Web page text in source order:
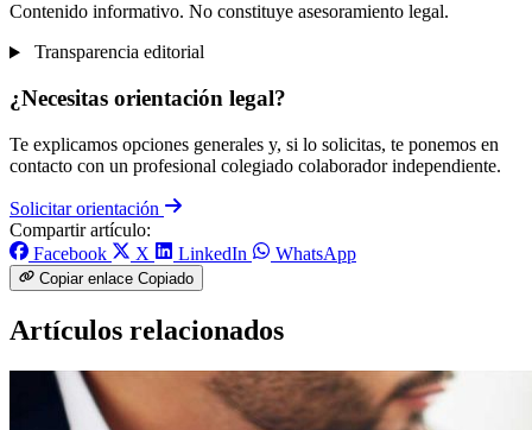
Contenido informativo. No constituye asesoramiento legal.
Transparencia editorial
¿Necesitas orientación legal?
Te explicamos opciones generales y, si lo solicitas, te ponemos en
contacto con un profesional colegiado colaborador independiente.
Solicitar orientación
Compartir artículo:
Facebook
X LinkedIn WhatsApp
Copiar enlace Copiado
Artículos relacionados